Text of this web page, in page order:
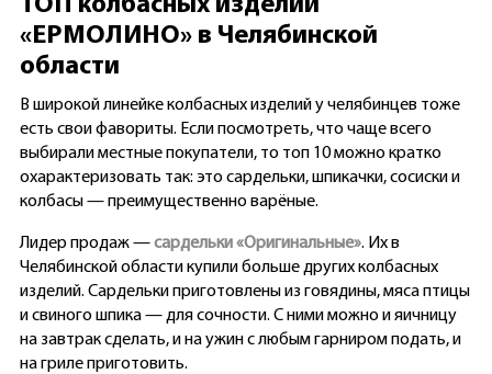
«ЕРМОЛИНО» в Челябинской
области
В широкой линейке колбасных изделий у челябинцев тоже
есть свои фавориты. Если посмотреть, что чаще всего
выбирали местные покупатели, то топ 10 можно кратко
охарактеризовать так: это сардельки, шпикачки, сосиски и
колбасы — преимущественно варёные.
Лидер продаж —сардельки «Оригинальные». Их в
Челябинской области купили больше других колбасных
изделий. Сардельки приготовлены из говядины, мяса птицы
и свиного шпика — для сочности. С ними можно и яичницу
на завтрак сделать, и на ужин с любым гарниром подать, и
на гриле приготовить.